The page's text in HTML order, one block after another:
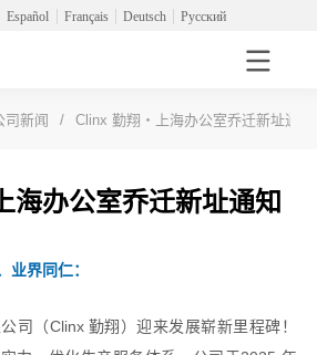
Español Français Deutsch Русский
司新闻 / Clinx 勤翔・上海办公室乔迁新址通知
海办公室乔迁新址通知